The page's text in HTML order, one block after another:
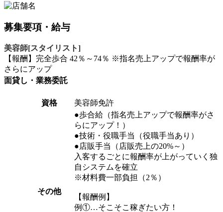
募集要項・給与
美容師[スタイリスト]
【報酬】完全歩合 42％～74％ ※指名売上アップで報酬率が
さらにアップ
面貸し・業務委託
資格 美容師免許
その他
●歩合給（指名売上アップで報酬率がさ
らにアップ！）
●技術・役職手当（役職手当あり）
●店販手当（店販売上の20%～）
入客するごとに報酬率が上がっていく独
自システムを確立
※材料費一部負担（2％）
【報酬例】
例①…そこそこ稼ぎたい方！